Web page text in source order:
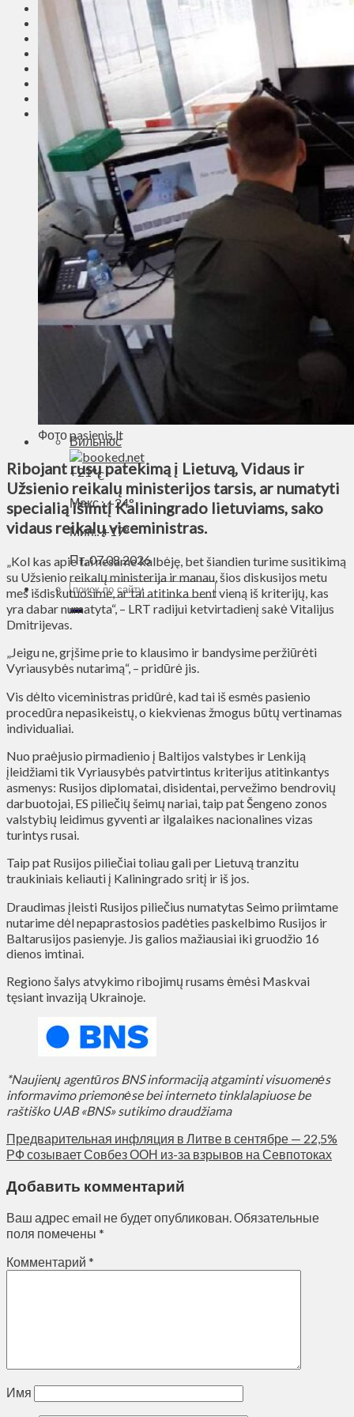
Соседи
Транспорт
Выбор читателей
Калейдоскоп
Армия
Сейм Литвы
Фоторепортаж
Туризм
ЛК рекомендует
Сеньорам
Образование
Здравоохранение
Экология
Происшествия
Приграничье
Деньги
Визиты
Выборы
Агроновости
Едим дома
Ищу семью
Духовное пространство
Спорт
Технологии
Энергетика
Вильнюс
+21°C
Макс.:+24°
Мин.:+17°
Пт, 07.08.2026
Фото pasienis.lt
Ribojant rusų patekimą į Lietuvą, Vidaus ir
Užsienio reikalų ministerijos tarsis, ar numatyti
specialią išimtį Kaliningrado lietuviams, sako
vidaus reikalų viceministras.
„Kol kas apie tai nesame kalbėję, bet šiandien turime susitikimą
su Užsienio reikalų ministerija ir manau, šios diskusijos metu
mes išdiskutuosime, ar tai atitinka bent vieną iš kriterijų, kas
yra dabar numatyta“, – LRT radijui ketvirtadienį sakė Vitalijus
Dmitrijevas.
„Jeigu ne, grįšime prie to klausimo ir bandysime peržiūrėti
Vyriausybės nutarimą“, – pridūrė jis.
Vis dėlto viceministras pridūrė, kad tai iš esmės pasienio
procedūra nepasikeistų, o kiekvienas žmogus būtų vertinamas
individualiai.
Nuo praėjusio pirmadienio į Baltijos valstybes ir Lenkiją
įleidžiami tik Vyriausybės patvirtintus kriterijus atitinkantys
asmenys: Rusijos diplomatai, disidentai, pervežimo bendrovių
darbuotojai, ES piliečių šeimų nariai, taip pat Šengeno zonos
valstybių leidimus gyventi ar ilgalaikes nacionalines vizas
turintys rusai.
Taip pat Rusijos piliečiai toliau gali per Lietuvą tranzitu
traukiniais keliauti į Kaliningrado sritį ir iš jos.
Draudimas įleisti Rusijos piliečius numatytas Seimo priimtame
nutarime dėl nepaprastosios padėties paskelbimo Rusijos ir
Baltarusijos pasienyje. Jis galios mažiausiai iki gruodžio 16
dienos imtinai.
Regiono šalys atvykimo ribojimų rusams ėmėsi Maskvai
tęsiant invaziją Ukrainoje.
*Naujienų agentūros BNS informaciją atgaminti visuomenės
informavimo priemonėse bei interneto tinklalapiuose be
raštiško UAB «BNS» sutikimo draudžiama
Предварительная инфляция в Литве в сентябре — 22,5%
РФ созывает Совбез ООН из-за взрывов на Севпотоках
Добавить комментарий
Ваш адрес email не будет опубликован.Обязательные
поля помечены *
Комментарий *
Имя